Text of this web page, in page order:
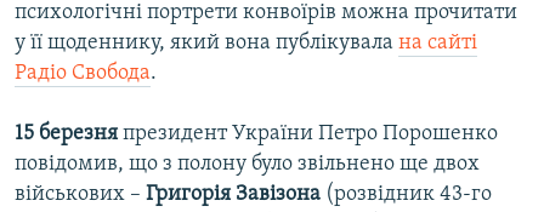
психологічні портрети конвоїрів можна прочитати
у її щоденнику, який вона публікувала на сайті
Радіо Свобода.
15 березня президент України Петро Порошенко
повідомив, що з полону було звільнено ще двох
військових – Григорія Завізона (розвідник 43-го